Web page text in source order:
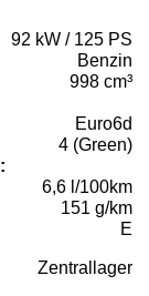
92 kW / 125 PS
Benzin
998 cm³
Euro6d
4 (Green)
6,6 l/100km
151 g/km
E
Zentrallager